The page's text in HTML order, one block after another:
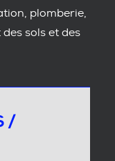
plomberie,
sols et des
/